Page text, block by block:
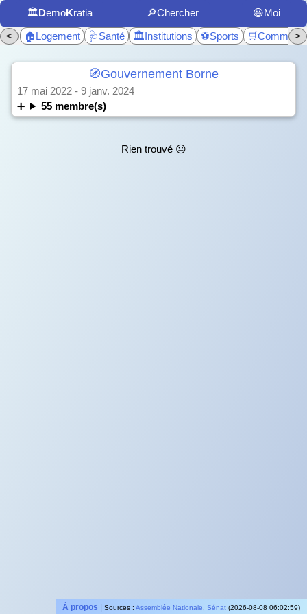
🏛️DemoKratia 🔎Chercher
😃Moi
<
🏠Logement 🩺Santé 🏛️Institutions ⚽Sports >
🧭Gouvernement Borne
17 mai 2022 - 9 janv. 2024
55 membre(s)
Rien trouvé 😐
À propos Sources : Assemblée Nationale Sénat (2026-08-08 06:02:59)